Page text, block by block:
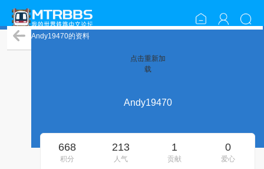
Andy19470的资料
点击重新加
载
Andy19470
668
积分
213
人气
1
贡献
0
爱心